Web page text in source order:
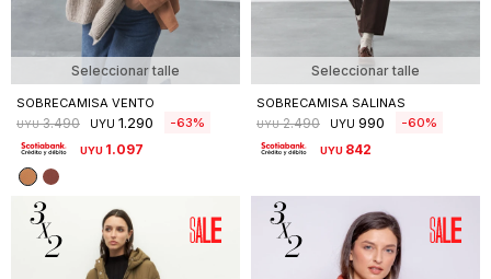
Seleccionar talle
SOBRECAMISA VENTO
UYU 3.490 UYU 1.290 63
UYU 1.097
Seleccionar talle
SOBRECAMISA SALINAS
UYU 2.490 UYU 990 60
UYU 842